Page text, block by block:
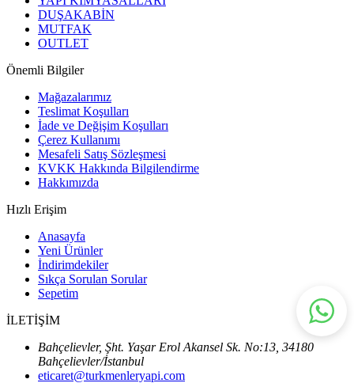
DUŞAKABİN
MUTFAK
OUTLET
Önemli Bilgiler
Mağazalarımız
Teslimat Koşulları
İade ve Değişim Koşulları
Çerez Kullanımı
Mesafeli Satış Sözleşmesi
KVKK Hakkında Bilgilendirme
Hakkımızda
Hızlı Erişim
Anasayfa
Yeni Ürünler
İndirimdekiler
Sıkça Sorulan Sorular
Sepetim
İLETİŞİM
Bahçelievler, Şht. Yaşar Erol Akansel Sk. No:13, 34180
Bahçelievler/İstanbul
eticaret@turkmenleryapi.com